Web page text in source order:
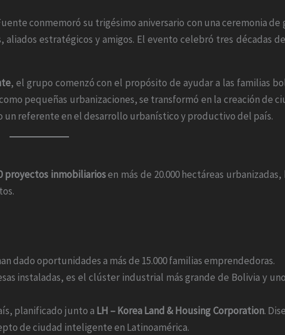
conmemoró su trigésimo aniversario con una ceremonia de
estratégicos y amigos. El evento celebró tres décadas
, el grupo comenzó con el propósito de ayudar a las familias
pequeñas urbanizaciones, se transformó en la creación de
un referente en el desarrollo urbanístico y productivo del país.
proyectos inmobiliariosen más de 20.000 hectáreas
dado oportunidades a más de 15.000 familias emprendedoras.
instaladas, es el clúster industrial más grande de Bolivia y
planificado junto a LH – Korea Land & Housing Corporation.
de ciudad inteligente en Latinoamérica.